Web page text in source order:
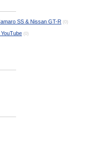
SS & Nissan GT-R (0)
(0)